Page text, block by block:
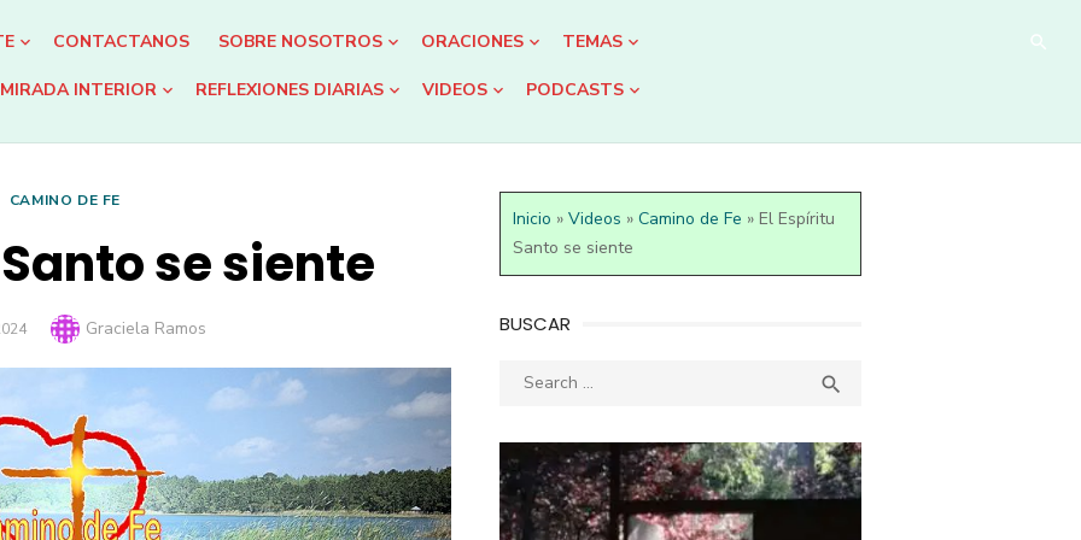
CONTACTANOS SOBRE NOSOTROS ORACIONES TEMAS
MIRADA INTERIOR REFLEXIONES DIARIAS VIDEOS PODCASTS
CAMINO DE FE
se siente
Author
Graciela Ramos
Inicio » Videos » Camino de Fe » El Espíritu
Santo se siente
BUSCAR
Search
